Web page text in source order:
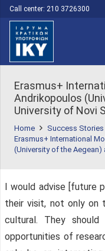
Call center: 210 3726300
Erasmus+
Andrikopoulos
University of Novi
Home Success Stories
Erasmus+ International
(University of the
I would advise [future
their visit, not only on
cultural. They
opportunities of